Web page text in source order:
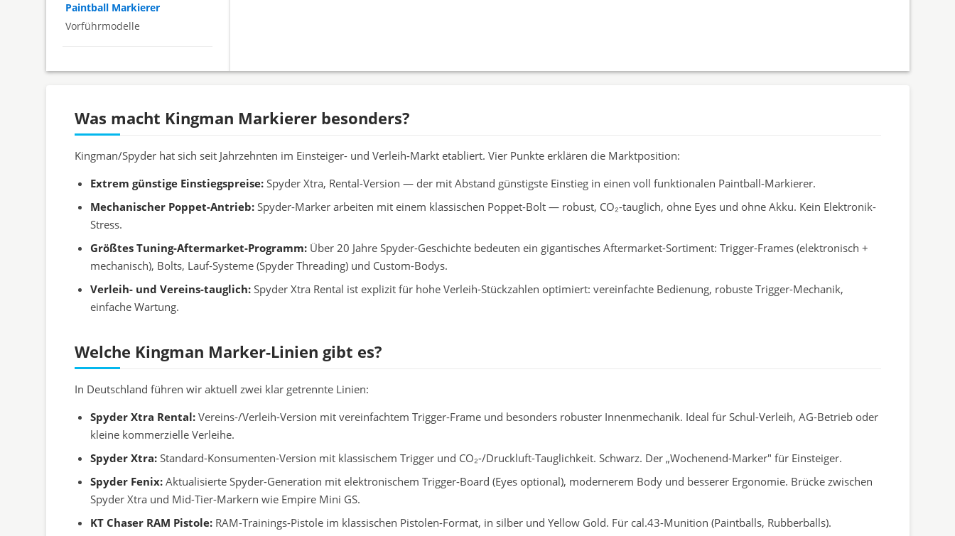
Paintball Markierer
Vorführmodelle
Was macht Kingman Markierer besonders?
Kingman/Spyder hat sich seit Jahrzehnten im Einsteiger- und Verleih-Markt etabliert. Vier Punkte erklären die Marktposition:
Extrem günstige Einstiegspreise:Spyder Xtra, Rental-Version — der mit Abstand günstigste Einstieg in einen voll funktionalen Paintball-Markierer.
Mechanischer Poppet-Antrieb:Spyder-Marker arbeiten mit einem klassischen Poppet-Bolt — robust, CO₂-tauglich, ohne Eyes und ohne Akku. Kein Elektronik-
Stress.
Größtes Tuning-Aftermarket-Programm:Über 20 Jahre Spyder-Geschichte bedeuten ein gigantisches Aftermarket-Sortiment: Trigger-Frames (elektronisch +
mechanisch), Bolts, Lauf-Systeme (Spyder Threading) und Custom-Bodys.
Verleih- und Vereins-tauglich:Spyder Xtra Rental ist explizit für hohe Verleih-Stückzahlen optimiert: vereinfachte Bedienung, robuste Trigger-Mechanik,
einfache Wartung.
Welche Kingman Marker-Linien gibt es?
In Deutschland führen wir aktuell zwei klar getrennte Linien:
Spyder Xtra Rental:Vereins-/Verleih-Version mit vereinfachtem Trigger-Frame und besonders robuster Innenmechanik. Ideal für Schul-Verleih, AG-Betrieb oder
kleine kommerzielle Verleihe.
Spyder Xtra:Standard-Konsumenten-Version mit klassischem Trigger und CO₂-/Druckluft-Tauglichkeit. Schwarz. Der „Wochenend-Marker" für Einsteiger.
Spyder Fenix:Aktualisierte Spyder-Generation mit elektronischem Trigger-Board (Eyes optional), modernerem Body und besserer Ergonomie. Brücke zwischen
Spyder Xtra und Mid-Tier-Markern wie Empire Mini GS.
KT Chaser RAM Pistole:RAM-Trainings-Pistole im klassischen Pistolen-Format, in silber und Yellow Gold. Für cal.43-Munition (Paintballs, Rubberballs).